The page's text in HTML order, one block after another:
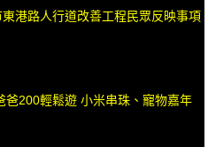
港路人行道改善工程民眾反映事項
爸200輕鬆遊 小米串珠、寵物嘉年